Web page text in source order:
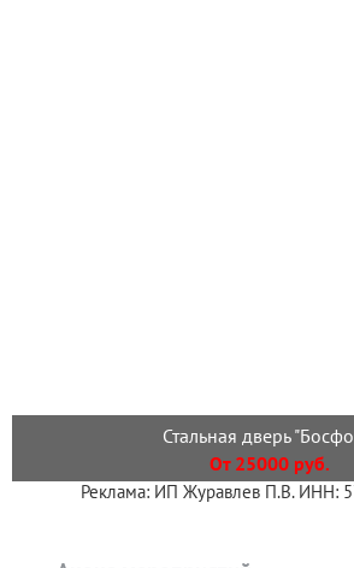
Стальная дверь
От 25000 руб.
Реклама: ИП Журавлев П.В. ИНН: